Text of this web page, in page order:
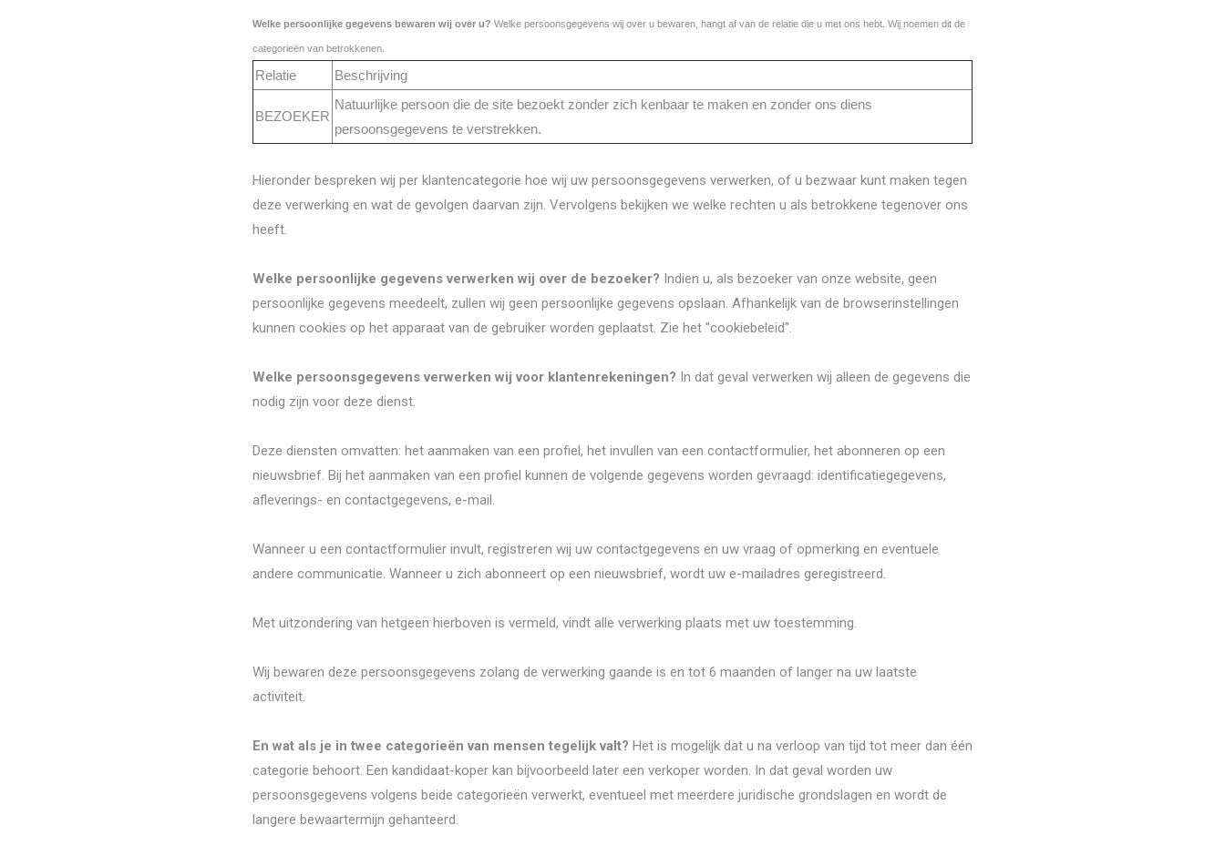
Welke persoonlijke gegevens bewaren wij over u? Welke persoonsgegevens wij over u bewaren, hangt af van de relatie die u met ons hebt. Wij noemen dit de
categorieën van betrokkenen.
Relatie Beschrijving
BEZOEKER
Natuurlijke persoon die de site bezoekt zonder zich kenbaar te maken en zonder ons diens
persoonsgegevens te verstrekken.
Hieronder bespreken wij per klantencategorie hoe wij uw persoonsgegevens verwerken, of u bezwaar kunt maken tegen
deze verwerking en wat de gevolgen daarvan zijn. Vervolgens bekijken we welke rechten u als betrokkene tegenover ons
heeft.
Welke persoonlijke gegevens verwerken wij over de bezoeker? Indien u, als bezoeker van onze website, geen
persoonlijke gegevens meedeelt, zullen wij geen persoonlijke gegevens opslaan. Afhankelijk van de browserinstellingen
kunnen cookies op het apparaat van de gebruiker worden geplaatst. Zie het "cookiebeleid".
Welke persoonsgegevens verwerken wij voor klantenrekeningen? In dat geval verwerken wij alleen de gegevens die
nodig zijn voor deze dienst.
Deze diensten omvatten: het aanmaken van een profiel, het invullen van een contactformulier, het abonneren op een
nieuwsbrief. Bij het aanmaken van een profiel kunnen de volgende gegevens worden gevraagd: identificatiegegevens,
afleverings- en contactgegevens, e-mail.
Wanneer u een contactformulier invult, registreren wij uw contactgegevens en uw vraag of opmerking en eventuele
andere communicatie. Wanneer u zich abonneert op een nieuwsbrief, wordt uw e-mailadres geregistreerd.
Met uitzondering van hetgeen hierboven is vermeld, vindt alle verwerking plaats met uw toestemming.
Wij bewaren deze persoonsgegevens zolang de verwerking gaande is en tot 6 maanden of langer na uw laatste
activiteit.
En wat als je in twee categorieën van mensen tegelijk valt? Het is mogelijk dat u na verloop van tijd tot meer dan één
categorie behoort. Een kandidaat-koper kan bijvoorbeeld later een verkoper worden. In dat geval worden uw
persoonsgegevens volgens beide categorieën verwerkt, eventueel met meerdere juridische grondslagen en wordt de
langere bewaartermijn gehanteerd.